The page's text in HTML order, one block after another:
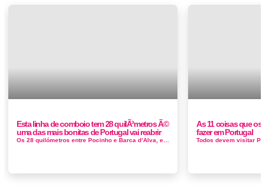
Esta linha de comboio tem 28 quilÃ³metros Ã©
uma das mais bonitas de Portugal vai reabrir
As 11 coisas que
fazer em Portugal